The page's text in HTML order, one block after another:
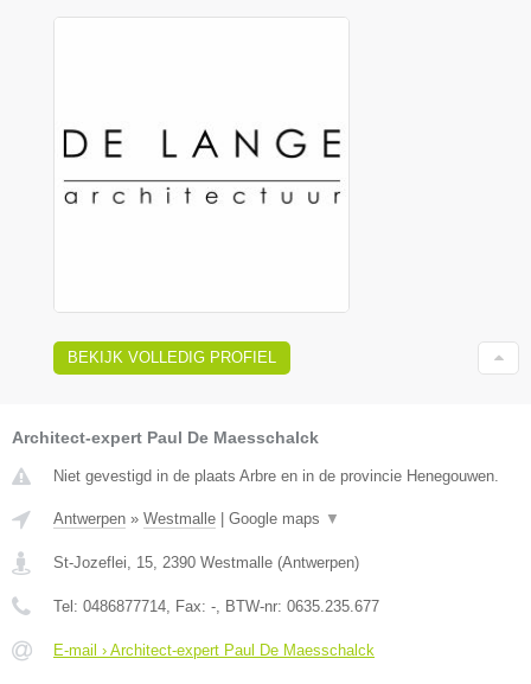
BEKIJK VOLLEDIG PROFIEL
Architect-expert Paul De Maesschalck
Niet gevestigd in de plaats Arbre en in de provincie Henegouwen.
Antwerpen » Westmalle Google maps ▼
St-Jozeflei, 15, 2390 Westmalle (Antwerpen)
Tel: 0486877714, Fax: -, BTW-nr: 0635.235.677
E-mail › Architect-expert Paul De Maesschalck